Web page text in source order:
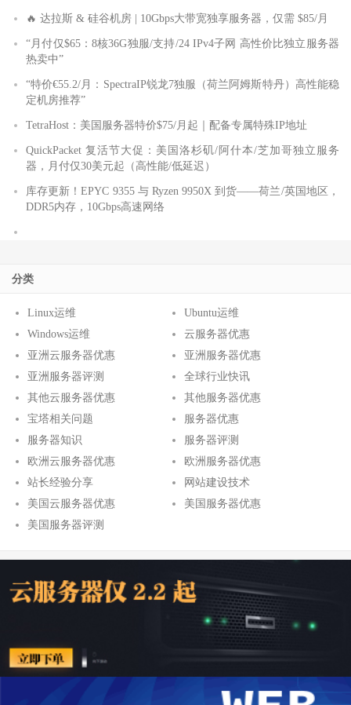
🔥 达拉斯 & 硅谷机房 | 10Gbps大带宽独享服务器，仅需 $85/月
“月付仅$65：8核36G独服/支持/24 IPv4子网 高性价比独立服务器
热卖中”
“特价€55.2/月：SpectraIP锐龙7独服（荷兰阿姆斯特丹）高性能稳
定机房推荐”
TetraHost：美国服务器特价$75/月起｜配备专属特殊IP地址
QuickPacket 复活节大促：美国洛杉矶/阿什本/芝加哥独立服务
器，月付仅30美元起（高性能/低延迟）
库存更新！EPYC 9355 与 Ryzen 9950X 到货——荷兰/英国地区，
DDR5内存，10Gbps高速网络
分类
Linux运维
Ubuntu运维
Windows运维
云服务器优惠
亚洲云服务器优惠
亚洲服务器优惠
亚洲服务器评测
全球行业快讯
其他云服务器优惠
其他服务器优惠
宝塔相关问题
服务器优惠
服务器知识
服务器评测
欧洲云服务器优惠
欧洲服务器优惠
站长经验分享
网站建设技术
美国云服务器优惠
美国服务器优惠
美国服务器评测